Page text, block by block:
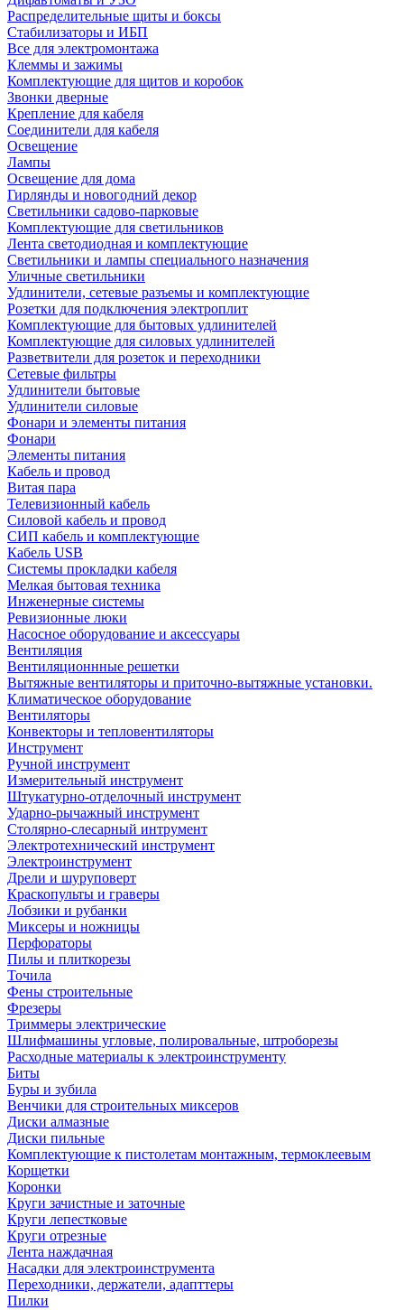
Распределительные щиты и боксы
Стабилизаторы и ИБП
Все для электромонтажа
Клеммы и зажимы
Комплектующие для щитов и коробок
Звонки дверные
Крепление для кабеля
Соединители для кабеля
Освещение
Лампы
Освещение для дома
Гирлянды и новогодний декор
Светильники садово-парковые
Комплектующие для светильников
Лента светодиодная и комплектующие
Светильники и лампы специального назначения
Уличные светильники
Удлинители, сетевые разъемы и комплектующие
Розетки для подключения электроплит
Комплектующие для бытовых удлинителей
Комплектующие для силовых удлинителей
Разветвители для розеток и переходники
Сетевые фильтры
Удлинители бытовые
Удлинители силовые
Фонари и элементы питания
Фонари
Элементы питания
Кабель и провод
Витая пара
Телевизионный кабель
Силовой кабель и провод
СИП кабель и комплектующие
Кабель USB
Системы прокладки кабеля
Мелкая бытовая техника
Инженерные системы
Ревизионные люки
Насосное оборудование и аксессуары
Вентиляция
Вентиляционнные решетки
Вытяжные вентиляторы и приточно-вытяжные установки.
Климатическое оборудование
Вентиляторы
Конвекторы и тепловентиляторы
Инструмент
Ручной инструмент
Измерительный инструмент
Штукатурно-отделочный инструмент
Ударно-рычажный инструмент
Столярно-слесарный интрумент
Электротехнический инструмент
Электроинструмент
Дрели и шуруповерт
Краскопульты и граверы
Лобзики и рубанки
Миксеры и ножницы
Перфораторы
Пилы и плиткорезы
Точила
Фены строительные
Фрезеры
Триммеры электрические
Шлифмашины угловые, полировальные, штроборезы
Расходные материалы к электроинструменту
Биты
Буры и зубила
Венчики для строительных миксеров
Диски алмазные
Диски пильные
Комплектующие к пистолетам монтажным, термоклеевым
Корщетки
Коронки
Круги зачистные и заточные
Круги лепестковые
Круги отрезные
Лента наждачная
Насадки для электроинструмента
Переходники, держатели, адапттеры
Пилки